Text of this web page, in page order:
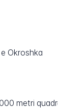
Okroshka
metri